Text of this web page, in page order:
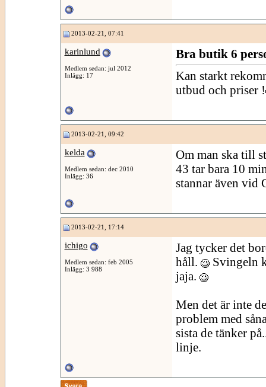
2013-02-21, 07:41
karinlund
Medlem sedan: jul 2012
Inlägg: 17
Bra butik 6
Kan starkt
utbud och priser !
2013-02-21, 09:42
kelda
Medlem sedan: dec 2010
Inlägg: 36
Om man ska till
43 tar bara 10
stannar även vid
2013-02-21, 17:14
ichigo
Medlem sedan: feb 2005
Inlägg: 3 988
Jag tycker det
håll.
Svingeln
jaja.
Men det är inte
problem med
sista de tänker
linje.